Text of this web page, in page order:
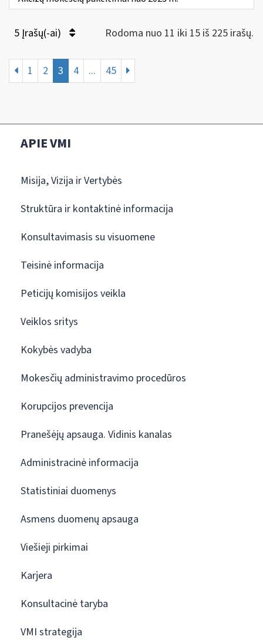
5 Įrašų(-ai) Rodoma nuo 11 iki 15 iš 225 irašų.
1 2 3 4 ... 45
APIE VMI
Misija, Vizija ir Vertybės
Struktūra ir kontaktinė informacija
Konsultavimasis su visuomene
Teisinė informacija
Peticijų komisijos veikla
Veiklos sritys
Kokybės vadyba
Mokesčių administravimo procedūros
Korupcijos prevencija
Pranešėjų apsauga. Vidinis kanalas
Administracinė informacija
Statistiniai duomenys
Asmens duomenų apsauga
Viešieji pirkimai
Karjera
Konsultacinė taryba
VMI strategija